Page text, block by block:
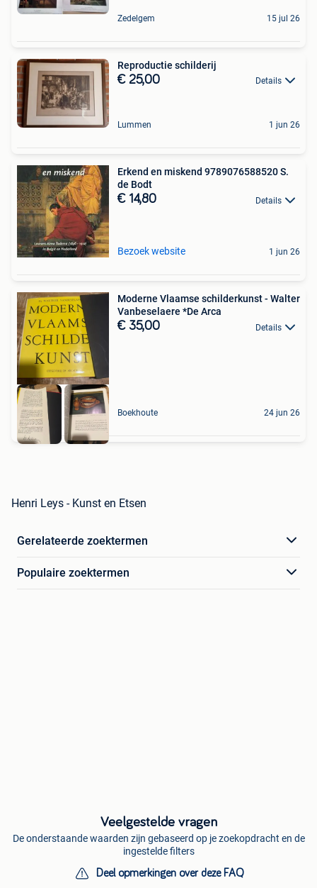
Zedelgem 15 jul 26
Reproductie schilderij
€ 25,00 Details
Lummen 1 jun 26
Erkend en miskend 9789076588520 S.
de Bodt
€ 14,80 Details
Bezoek website 1 jun 26
Moderne Vlaamse schilderkunst - Walter
Vanbeselaere *De Arca
€ 35,00 Details
Boekhoute 24 jun 26
Henri Leys - Kunst en Etsen
Gerelateerde zoektermen
Populaire zoektermen
Veelgestelde vragen
De onderstaande waarden zijn gebaseerd op je zoekopdracht en de
ingestelde filters
Deel opmerkingen over deze FAQ